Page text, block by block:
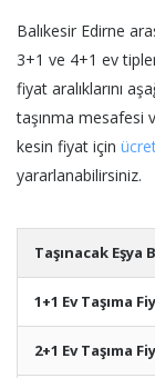
Balıkesir Edirne
3+1 ve 4+1 ev
fiyat aralıklarını
taşınma mesafesi
kesin fiyat için
yararlanabilirsiniz.
Taşınacak Eşya
1+1 Ev Taşıma
2+1 Ev Taşıma